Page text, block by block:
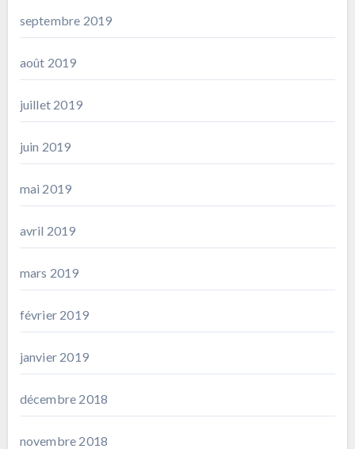
septembre 2019
août 2019
juillet 2019
juin 2019
mai 2019
avril 2019
mars 2019
février 2019
janvier 2019
décembre 2018
novembre 2018